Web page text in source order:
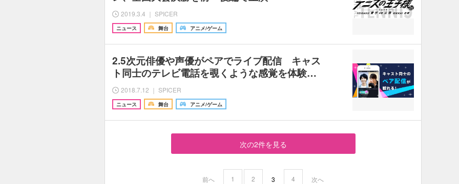
2019.3.4 ｜ SPICER
ニュース 舞台 アニメ/ゲーム
2.5次元俳優や声優がペアでライブ配信 キャス
ト同士のテレビ電話を覗くような感覚を体験…
2018.7.12 ｜ SPICER
ニュース 舞台 アニメ/ゲーム
次の2件を見る
前へ 1 2 3 4 次へ